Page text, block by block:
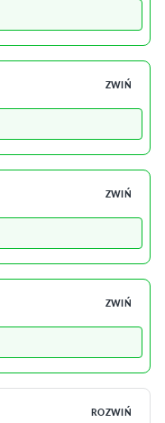
ZWIŃ
ZWIŃ
ZWIŃ
ROZWIŃ